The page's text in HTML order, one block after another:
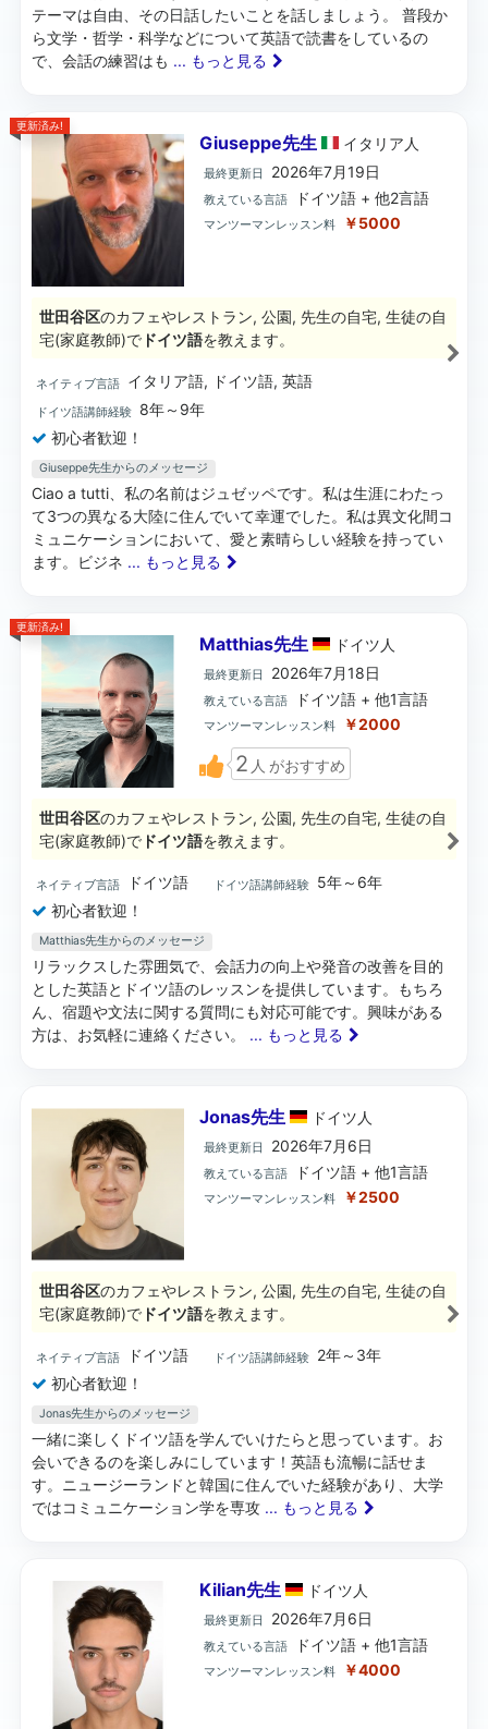
テーマは自由、その日話したいことを話しましょう。 普段か
ら文学・哲学・科学などについて英語で読書をしているの
で、会話の練習はも ... もっと見る
更新済み!
Giuseppe先生 イタリア 人
最終更新日 2026年7月19日
教えている言語 ドイツ語 + 他2言語
マンツーマンレッスン料 ￥5000
世田谷区のカフェやレストラン, 公園, 先生の自宅, 生徒の自
宅(家庭教師)で ドイツ語を教えます。
ネイティブ言語 イタリア語, ドイツ語, 英語
ドイツ語講師経験
8年～9年
初心者歓迎！
Giuseppe先生からのメッセージ
Ciao a tutti、私の名前はジュゼッペです。私は生涯にわたっ
て3つの異なる大陸に住んでいて幸運でした。私は異文化間コ
ミュニケーションにおいて、愛と素晴らしい経験を持ってい
ます。ビジネ ... もっと見る
更新済み!
Matthias先生 ドイツ 人
最終更新日 2026年7月18日
教えている言語 ドイツ語 + 他1言語
マンツーマンレッスン料 ￥2000
2 人 がおすすめ
世田谷区のカフェやレストラン, 公園, 先生の自宅, 生徒の自
宅(家庭教師)で ドイツ語を教えます。
ネイティブ言語 ドイツ語 ドイツ語講師経験
5年～6年
初心者歓迎！
Matthias先生からのメッセージ
リラックスした雰囲気で、会話力の向上や発音の改善を目的
とした英語とドイツ語のレッスンを提供しています。もちろ
ん、宿題や文法に関する質問にも対応可能です。興味がある
方は、お気軽に連絡ください。 ... もっと見る
Jonas先生 ドイツ 人
最終更新日 2026年7月6日
教えている言語 ドイツ語 + 他1言語
マンツーマンレッスン料 ￥2500
世田谷区のカフェやレストラン, 公園, 先生の自宅, 生徒の自
宅(家庭教師)で ドイツ語を教えます。
ネイティブ言語 ドイツ語 ドイツ語講師経験
2年～3年
初心者歓迎！
Jonas先生からのメッセージ
一緒に楽しくドイツ語を学んでいけたらと思っています。お
会いできるのを楽しみにしています！英語も流暢に話せま
す。ニュージーランドと韓国に住んでいた経験があり、大学
ではコミュニケーション学を専攻 ... もっと見る
Kilian先生 ドイツ 人
最終更新日 2026年7月6日
教えている言語 ドイツ語 + 他1言語
マンツーマンレッスン料 ￥4000